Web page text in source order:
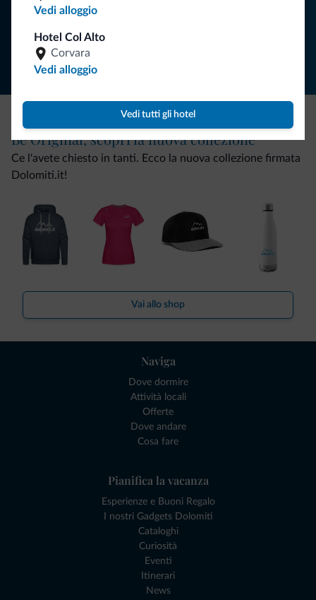
Vedi alloggio
Hotel Col Alto
Corvara
Vedi alloggio
Vedi tutti gli hotel
Be Original, scopri la nuova collezione
Ce l'avete chiesto in tanti. Ecco la nuova collezione firmata
Dolomiti.it!
Vai allo shop
Naviga
Dove dormire
Attività locali
Offerte
Dove andare
Cosa fare
Pianifica la vacanza
Esperienze e Buoni Regalo
I nostri Gadgets Dolomiti
Cataloghi
Curiosità
Eventi
Itinerari
News